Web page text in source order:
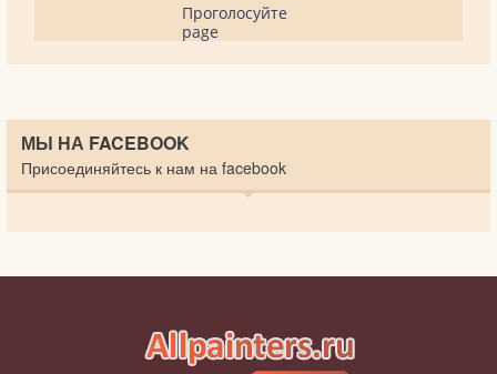
Проголосуйте
page
МЫ НА FACEBOOK
Присоединяйтесь к нам на facebook